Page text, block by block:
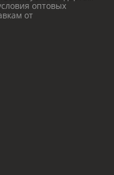
оптовых
от